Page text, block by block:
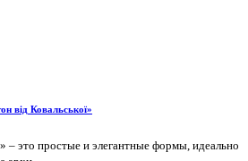
від Ковальської»
– это простые и элегантные формы, идеально